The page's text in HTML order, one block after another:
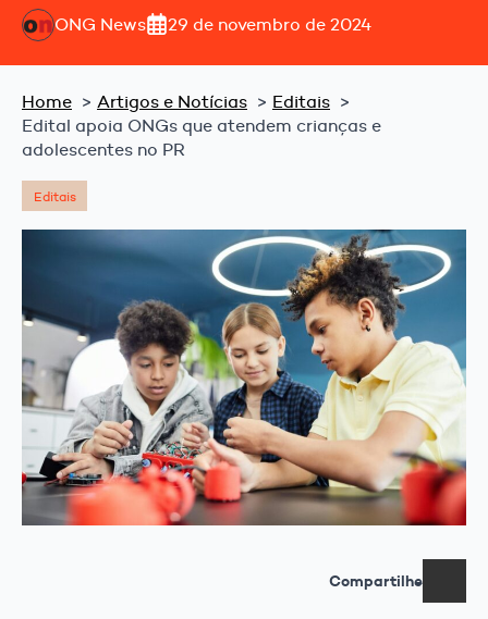
ONG News 29 de novembro de 2024
Home Artigos e Notícias
Editais
Edital apoia ONGs que atendem crianças e
adolescentes no PR
Editais
Compartilhe